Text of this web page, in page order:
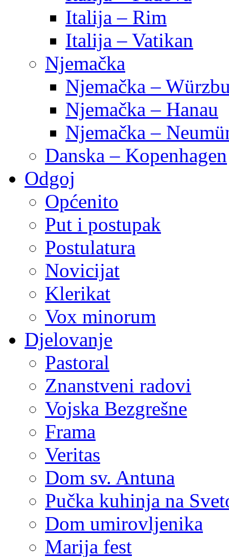
Italija – Rim
Italija – Vatikan
Njemačka
Njemačka –
Njemačka – Hanau
Njemačka –
Danska – Kopenhagen
Odgoj
Općenito
Put i postupak
Postulatura
Novicijat
Klerikat
Vox minorum
Djelovanje
Pastoral
Znanstveni radovi
Vojska Bezgrešne
Frama
Veritas
Dom sv. Antuna
Pučka kuhinja na
Dom umirovljenika
Marija fest